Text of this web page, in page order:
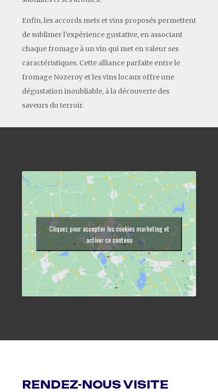
Enfin, les accords mets et vins proposés permettent
de sublimer l’expérience gustative, en associant
chaque fromage à un vin qui met en valeur ses
caractéristiques. Cette alliance parfaite entre le
fromage Nozeroy et les vins locaux offre une
dégustation inoubliable, à la découverte des
saveurs du terroir.
Cliquez pour accepter les cookies marketing et
activer ce contenu
RENDEZ-NOUS VISITE